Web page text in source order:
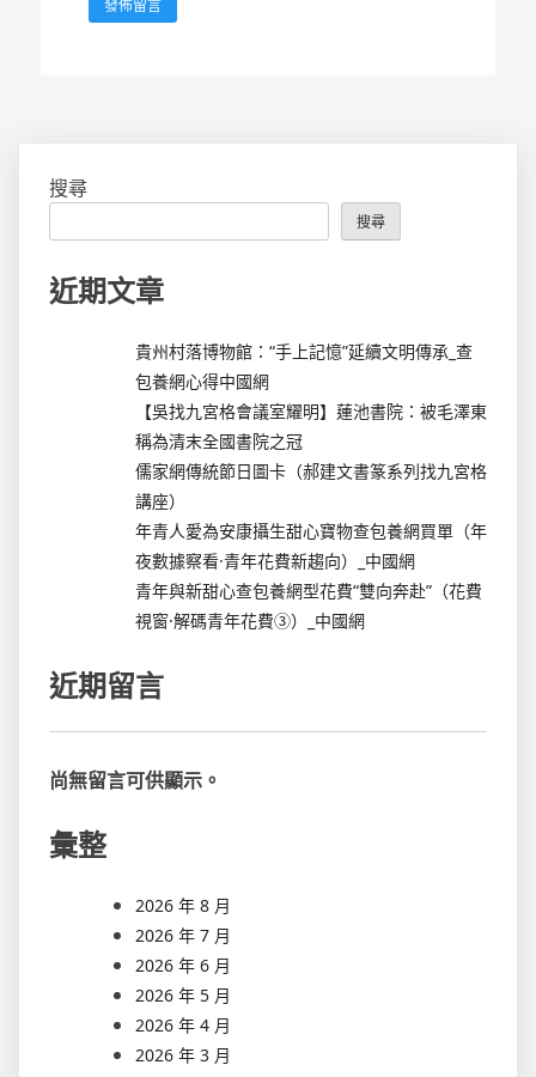
搜尋
搜尋
近期文章
貴州村落博物館：“手上記憶”延續文明傳承_查
包養網心得中國網
【吳找九宮格會議室耀明】蓮池書院：被毛澤東
稱為清末全國書院之冠
儒家網傳統節日圖卡（郝建文書篆系列找九宮格
講座）
年青人愛為安康攝生甜心寶物查包養網買單（年
夜數據察看·青年花費新趨向）_中國網
青年與新甜心查包養網型花費“雙向奔赴”（花費
視窗·解碼青年花費③）_中國網
近期留言
尚無留言可供顯示。
彙整
2026 年 8 月
2026 年 7 月
2026 年 6 月
2026 年 5 月
2026 年 4 月
2026 年 3 月